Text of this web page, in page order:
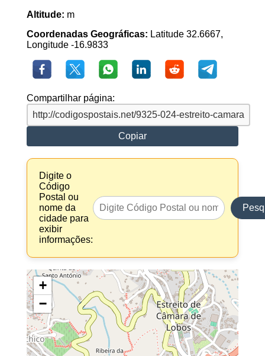
Altitude: m
Coordenadas Geográficas: Latitude 32.6667,
Longitude -16.9833
Compartilhar página:
Copiar
Digite o
Código
Postal ou
nome da
cidade para
exibir
informações:
+
−